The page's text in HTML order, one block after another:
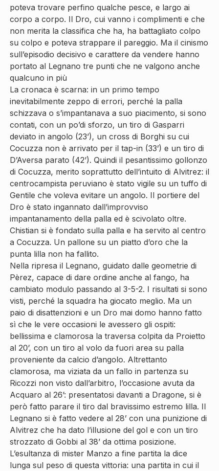
poteva trovare perfino qualche pesce, e largo ai
corpo a corpo. Il Dro, cui vanno i complimenti e che
non merita la classifica che ha, ha battagliato colpo
su colpo e poteva strappare il pareggio. Ma il cinismo
sull’episodio decisivo e carattere da vendere hanno
portato al Legnano tre punti che ne valgono anche
qualcuno in più
La cronaca è scarna: in un primo tempo
inevitabilmente zeppo di errori, perché la palla
schizzava o s’impantanava a suo piacimento, si sono
contati, con un po’di sforzo, un tiro di Gasparri
deviato in angolo (23’), un cross di Borghi su cui
Cocuzza non è arrivato per il tap-in (33’) e un tiro di
D’Aversa parato (42’). Quindi il pesantissimo gollonzo
di Cocuzza, merito soprattutto dell’intuito di Alvitrez: il
centrocampista peruviano è stato vigile su un tuffo di
Gentile che voleva evitare un angolo. Il portiere del
Dro è stato ingannato dall’improvviso
impantanamento della palla ed è scivolato oltre.
Chistian si è fondato sulla palla e ha servito al centro
a Cocuzza. Un pallone su un piatto d’oro che la
punta lilla non ha fallito.
Nella ripresa il Legnano, guidato dalle geometrie di
Pèrez, capace di dare ordine anche al fango, ha
cambiato modulo passando al 3-5-2. I risultati si sono
visti, perché la squadra ha giocato meglio. Ma un
paio di disattenzioni e un Dro mai domo hanno fatto
sì che le vere occasioni le avessero gli ospiti:
bellissima e clamorosa la traversa colpita da Proietto
al 20’, con un tiro al volo da fuori area su palla
proveniente da calcio d’angolo. Altrettanto
clamorosa, ma viziata da un fallo in partenza su
Ricozzi non visto dall’arbitro, l’occasione avuta da
Acquaro al 26’: presentatosi davanti a Dragone, si è
però fatto parare il tiro dal bravissimo estremo lilla. Il
Legnano si è fatto vedere al 28’ con una punizione di
Alvitrez che ha dato l’illusione del gol e con un tiro
strozzato di Gobbi al 38’ da ottima posizione.
L’esultanza di mister Manzo a fine partita la dice
lunga sul peso di questa vittoria: una partita in cui il